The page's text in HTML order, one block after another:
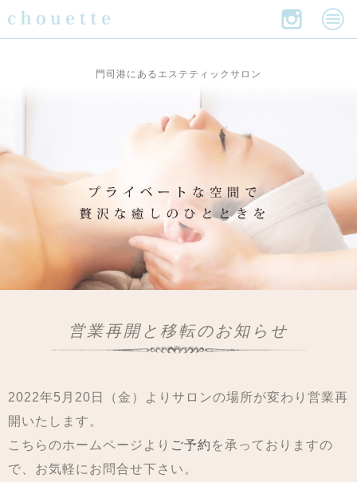
門司港にあるエステティックサロン
営業再開と移転のお知らせ
2022年5月20日（金）よりサロンの場所が変わり営業再
開いたします。
こちらのホームページより ご予約 を承っておりますの
で、お気軽にお問合せ下さい。